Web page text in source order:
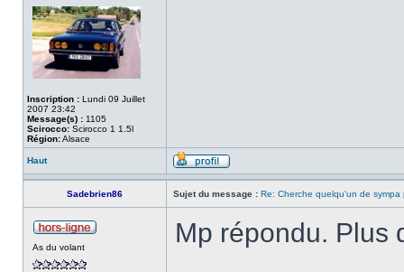
Inscription : Lundi 09 Juillet
2007 23:42
Message(s) : 1105
Scirocco: Scirocco 1 1.5l
Région:Alsace
Haut
Sadebrien86 Sujet du message : Re: Cherche quelqu'un de
As du volant Mp répondu. Plus